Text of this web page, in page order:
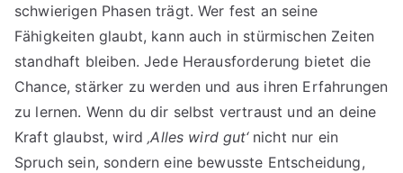
schwierigen Phasen trägt. Wer fest an seine
Fähigkeiten glaubt, kann auch in stürmischen Zeiten
standhaft bleiben. Jede Herausforderung bietet die
Chance, stärker zu werden und aus ihren Erfahrungen
zu lernen. Wenn du dir selbst vertraust und an deine
Kraft glaubst, wird‚Alles wird gut‘nicht nur ein
Spruch sein, sondern eine bewusste Entscheidung,